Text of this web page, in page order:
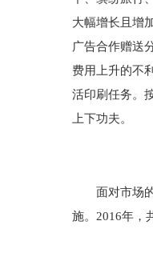
大幅增长且增
广告合作赠送
费用上升的不
活印刷任务。
上下功夫。
面对市场的
施。2016年，